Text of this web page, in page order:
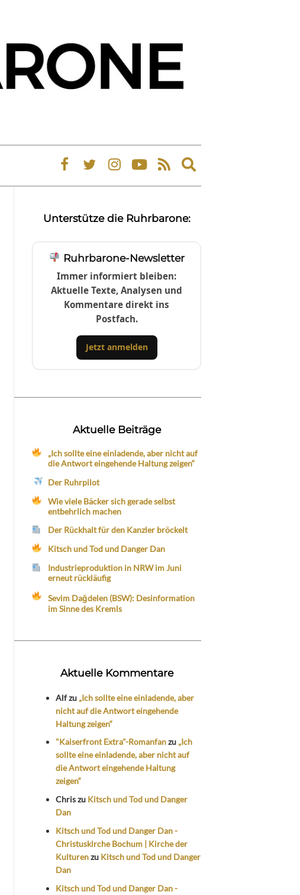
Expand
search
Unterstütze die Ruhrbarone:
Ruhrbarone-Newsletter
Immer informiert bleiben:
Aktuelle Texte, Analysen und
Kommentare direkt ins
Postfach.
Jetzt anmelden
Aktuelle Beiträge
„Ich sollte eine einladende, aber nicht auf
die Antwort eingehende Haltung zeigen“
Der Ruhrpilot
Wie viele Bäcker sich gerade selbst
entbehrlich machen
Der Rückhalt für den Kanzler bröckelt
Kitsch und Tod und Danger Dan
Industrieproduktion in NRW im Juni
erneut rückläufig
Sevim Dağdelen (BSW): Desinformation
im Sinne des Kremls
Aktuelle Kommentare
Alfzu „Ich sollte eine einladende, aber
nicht auf die Antwort eingehende
Haltung zeigen“
"Kaiserfront Extra"-Romanfanzu „Ich
sollte eine einladende, aber nicht auf
die Antwort eingehende Haltung
zeigen“
Chriszu Kitsch und Tod und Danger
Dan
Kitsch und Tod und Danger Dan -
Christuskirche Bochum | Kirche der
Kulturenzu Kitsch und Tod und Danger
Dan
Kitsch und Tod und Danger Dan -